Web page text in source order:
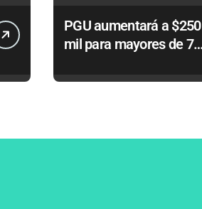
PGU aumentará a $250
mil para mayores de 75
reforma aprobada el